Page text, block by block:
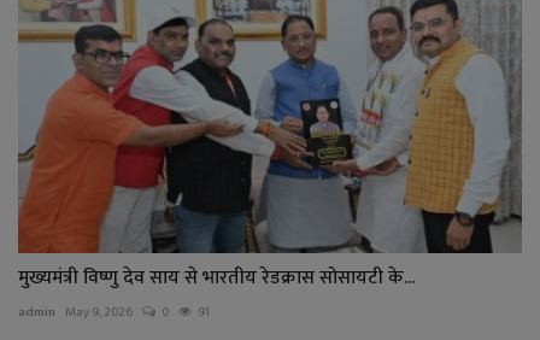
मुख्यमंत्री विष्णु देव साय से भारतीय रेडक्रास सोसायटी के...
admin May 9, 2026 0 91